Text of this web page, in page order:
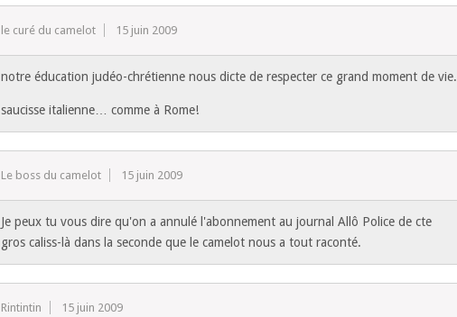
le curé du camelot 15 juin 2009
notre éducation judéo-chrétienne nous dicte de respecter ce grand moment de vie.
saucisse italienne… comme à Rome!
Le boss du camelot 15 juin 2009
Je peux tu vous dire qu'on a annulé l'abonnement au journal Allô Police de cte
gros caliss-là dans la seconde que le camelot nous a tout raconté.
Rintintin 15 juin 2009